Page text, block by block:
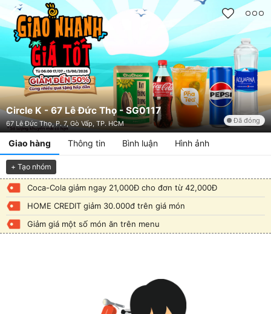
Circle K - 67 Lê Đức Thọ - SG0117
67 Lê Đức Thọ, P. 7, Gò Vấp, TP. HCM Đã đóng
Giao hàng Thông tin Bình luận Hình ảnh
+ Tạo nhóm
Coca-Cola giảm ngay 21,000Đ cho đơn từ 42,000Đ
HOME CREDIT giảm 30.000đ trên giá món
Giảm giá một số món ăn trên menu